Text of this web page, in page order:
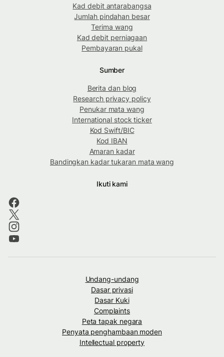
Kad debit antarabangsa
Jumlah pindahan besar
Terima wang
Kad debit perniagaan
Pembayaran pukal
Sumber
Berita dan blog
Research privacy policy
Penukar mata wang
International stock ticker
Kod Swift/BIC
Kod IBAN
Amaran kadar
Bandingkan kadar tukaran mata wang
Ikuti kami
Undang-undang
Dasar privasi
Dasar Kuki
Complaints
Peta tapak negara
Penyata penghambaan moden
Intellectual property